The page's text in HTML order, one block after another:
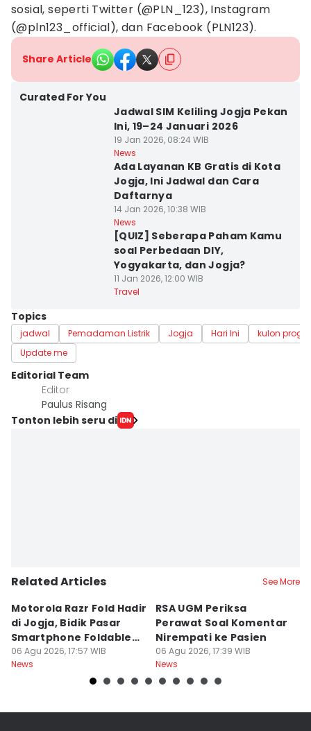
sosial, seperti Twitter (@PLN_123), Instagram
(@pln123_official), dan Facebook (PLN123).
Share Article
Curated For You
Jadwal SIM Keliling Jogja Pekan
Ini, 19–24 Januari 2026
19 Jan 2026, 08:24 WIB
News
Ada Layanan KB Gratis di Kota
Jogja, Ini Jadwal dan Cara
Daftarnya
14 Jan 2026, 10:38 WIB
News
[QUIZ] Seberapa Paham Kamu
soal Perbedaan DIY,
Yogyakarta, dan Jogja?
11 Jan 2026, 12:00 WIB
Travel
Topics
jadwal Pemadaman Listrik Jogja Hari Ini
kulon progo
Update me
Editorial Team
Editor
Paulus Risang
Tonton lebih seru di
Related Articles See More
Motorola Razr Fold Hadir
di Jogja, Bidik Pasar
Smartphone Foldable
Premium
06 Agu 2026, 17:57 WIB
News
RSA UGM Periksa
Perawat Soal Komentar
Nirempati ke Pasien
06 Agu 2026, 17:39 WIB
News